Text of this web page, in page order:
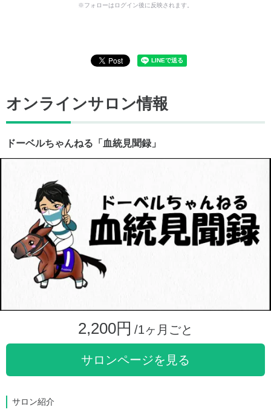
※フォローはログイン後に反映されます。
オンラインサロン情報
ドーベルちゃんねる「血統見聞録」
2,200円 /1ヶ月ごと
サロンページを見る
サロン紹介